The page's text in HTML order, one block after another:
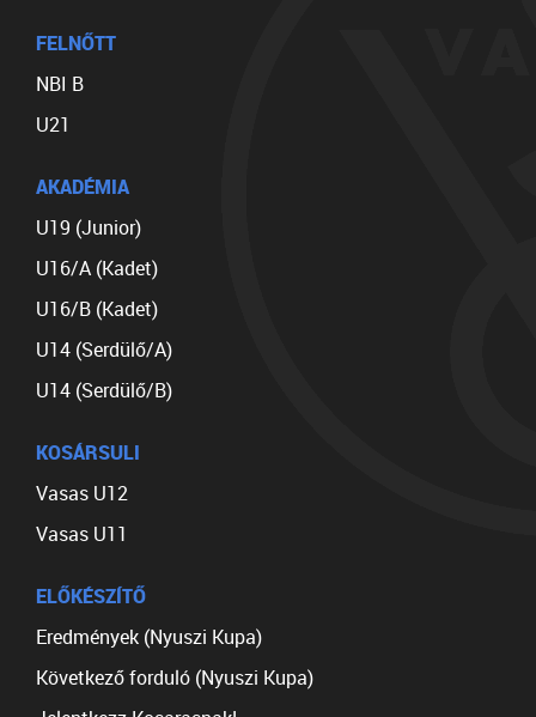
FELNŐTT
NBI B
U21
AKADÉMIA
U19 (Junior)
U16/A (Kadet)
U16/B (Kadet)
U14 (Serdülő/A)
U14 (Serdülő/B)
KOSÁRSULI
Vasas U12
Vasas U11
ELŐKÉSZÍTŐ
Eredmények (Nyuszi Kupa)
Következő forduló (Nyuszi Kupa)